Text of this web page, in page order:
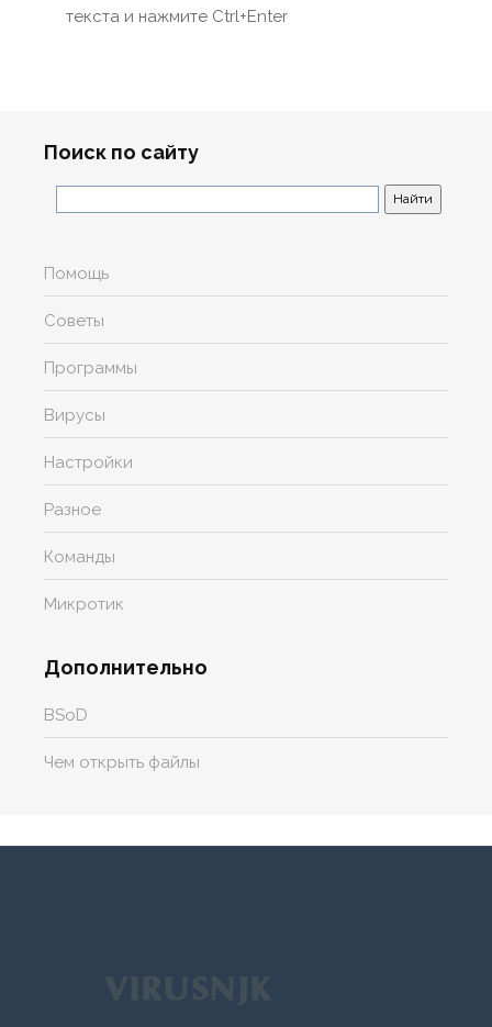
текста и нажмите Ctrl+Enter
Поиск по сайту
Помощь
Советы
Программы
Вирусы
Настройки
Разное
Команды
Микротик
Дополнительно
BSoD
Чем открыть файлы